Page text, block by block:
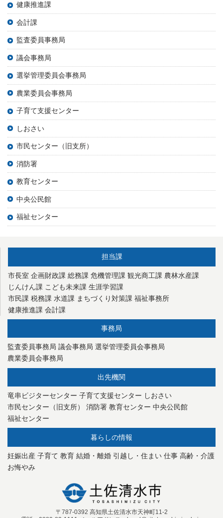
健康推進課
会計課
監査委員事務局
議会事務局
選挙管理委員会事務局
農業委員会事務局
子育て支援センター
しおさい
市民センター（旧支所）
消防署
教育センター
中央公民館
福祉センター
担当課
市長室 企画財政課 総務課 危機管理課 観光商工課 農林水産課
じんけん課 こども未来課 生涯学習課
市民課 税務課 水道課 まちづくり対策課 福祉事務所
健康推進課 会計課
事務局
監査委員事務局 議会事務局 選挙管理委員会事務局
農業委員会事務局
出先機関
竜串ビジターセンター 子育て支援センター しおさい
市民センター（旧支所）
消防署 教育センター 中央公民館
福祉センター
暮らしの情報
妊娠出産 子育て 教育 結婚・離婚 引越し・住まい 仕事 高齢・介護
お悔やみ
〒787-0392 高知県土佐清水市天神町11-2